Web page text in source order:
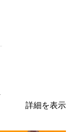
詳細を表示